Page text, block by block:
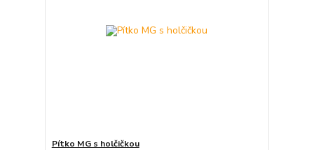
Pítko MG s holčičkou